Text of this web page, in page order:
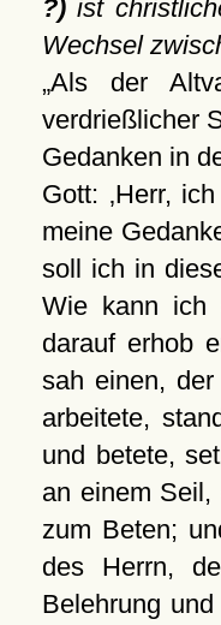
?)ist
Wechsel
Als der
verdrießlicher
Gedanken in
Gott:
Herr,
meine
soll ich in
Wie kann ich
darauf erhob
sah einen,
arbeitete,
und betete,
an einem
zum Beten;
des Herrn,
Belehrung